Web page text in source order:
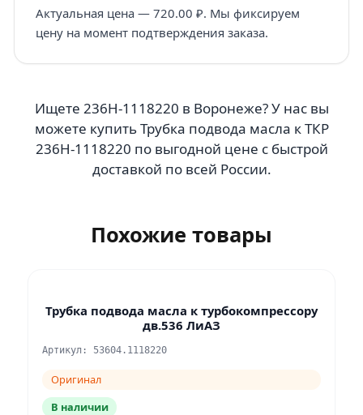
Актуальная цена — 720.00 ₽. Мы фиксируем
цену на момент подтверждения заказа.
Ищете 236Н-1118220 в Воронеже? У нас вы
можете купить Трубка подвода масла к ТКР
236Н-1118220 по выгодной цене с быстрой
доставкой по всей России.
Похожие товары
Трубка подвода масла к турбокомпрессору
дв.536 ЛиАЗ
Артикул: 53604.1118220
Оригинал
В наличии